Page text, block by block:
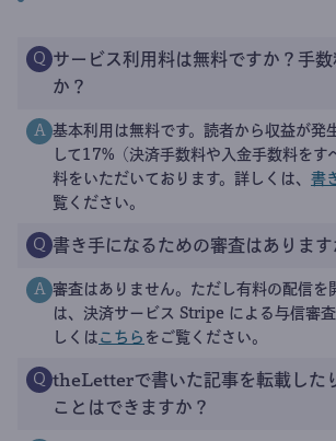
Q サービス利用料は無料ですか？手
か？
A 基本利用は無料です。読者から収益が発
して17%（決済手数料や入金手数料をす
料をいただいております。詳しくは、 書
覧ください。
Q 書き手になるための審査はあります
A 審査はありません。ただし有料の配信を
は、決済サービス Stripe による与信審
しくは こちら をご覧ください。
Q theLetterで書いた記事を転載した
ことはできますか？